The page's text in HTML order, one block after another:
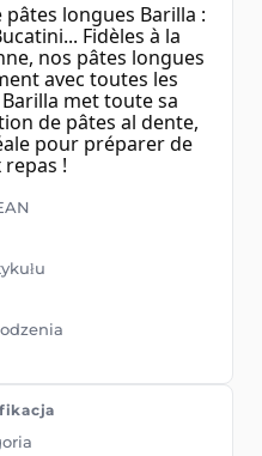
longues Barilla :
Fidèles à la
nos pâtes longues
avec toutes les
met toute sa
de pâtes al dente,
pour préparer de
!